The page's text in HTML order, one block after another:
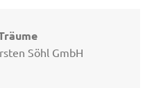
Söhl GmbH